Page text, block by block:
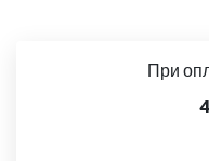
При